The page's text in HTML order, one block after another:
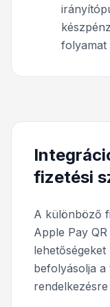
folyamat
fizetési
A különböző
Apple Pay
befolyásolja